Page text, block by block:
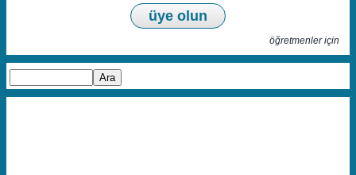
üye olun
öğretmenler için